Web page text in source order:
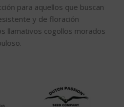
para aquellos que buscan
y de floración
llamativos cogollos morados